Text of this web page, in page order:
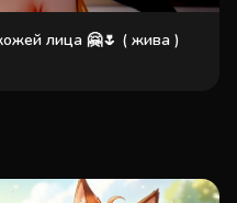
лица 🤗🌷 ( жива )